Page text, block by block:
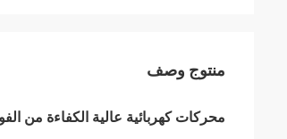
منتوج وصف
محركات كهربائية عالية الكفاءة من